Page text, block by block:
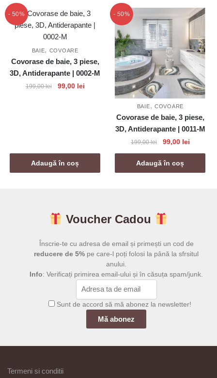
în
pagina
produsului.
- 50%
BAIE, COVOARE
Covorase de baie, 3 piese,
3D, Antiderapante | 0002-M
199,00lei
Prețul
99,00 leiPrețul
Adaugă în coș
- 50%
BAIE, COVOARE
Covorase de baie, 3 piese,
3D, Antiderapante | 0011-M
199,00lei
Prețul
inițial
a
fost:
99,00 leiPrețul
curent
99,00 lei.
Adaugă în coș
Voucher Cadou
Înscrie-te cu adresa de email și primești un cod de
reducere de 5% pe care-l poți folosi la până la sfrsitul
anului.
Info: Verificați primirea email-ului și în căsuța spam/junk.
Sunt de accord să mă abonez la newsletter!
Termeni si conditii